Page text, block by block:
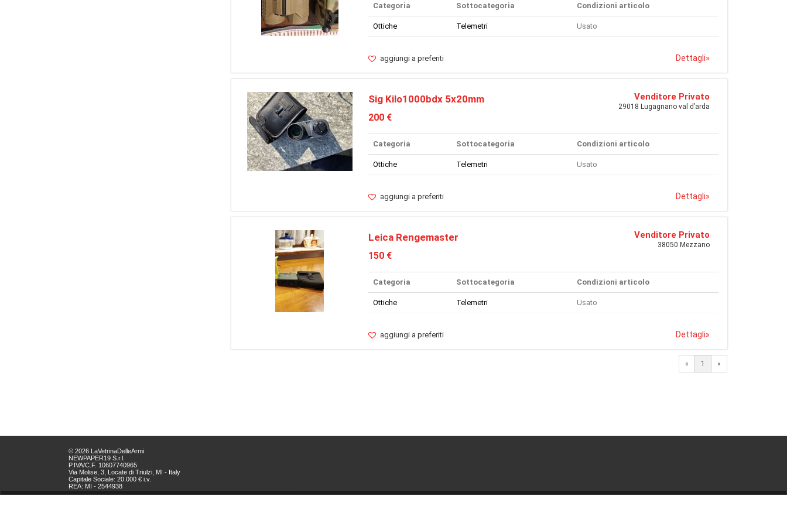
Categoria Sottocategoria Condizioni articolo
Ottiche Telemetri Usato
aggiungi a preferiti Dettagli»
Sig Kilo1000bdx 5x20mm
200 €
Venditore Privato
29018 Lugagnano val d’arda
Categoria Sottocategoria Condizioni articolo
Ottiche Telemetri Usato
aggiungi a preferiti Dettagli»
Leica Rengemaster
150 €
Venditore Privato
38050 Mezzano
Categoria Sottocategoria Condizioni articolo
Ottiche Telemetri Usato
aggiungi a preferiti Dettagli»
« 1 «
© 2026 LaVetrinaDelleArmi
NEWPAPER19 S.r.l.
P.IVA/C.F. 10607740965
Via Molise, 3, Locate di Triulzi, MI - Italy
Capitale Sociale: 20.000 € i.v.
REA: MI - 2544938